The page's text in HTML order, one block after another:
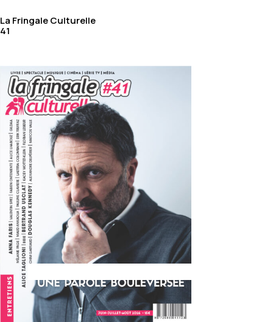
La Fringale Culturelle
41
HOME/ACHETER AU NUMÉRO
DE LA FRINGALE CULTURELLE
OFFERT LIVRE VALÉRIE PERRIN